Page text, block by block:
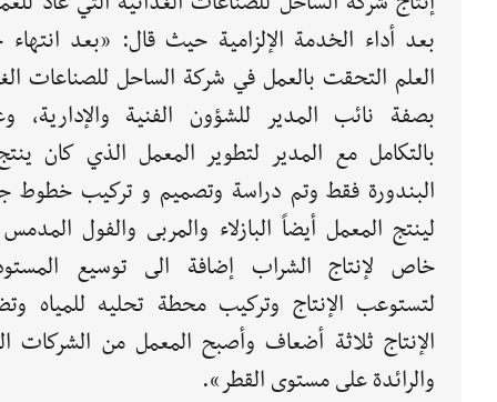
بعد أداء الخدمة الإلزامية حيث قال: «بعد
العلم التحقت بالعمل في شركة الساحل للصناعات
بصفة نائب المدير للشؤون الفنية والإدارية،
بالتكامل مع المدير لتطوير المعمل الذي كان
البندورة فقط وتم دراسة وتصميم و تركيب خطوط
لينتج المعمل أيضاً البازلاء والمربى والفول
خاص لإنتاج الشراب إضافة الى توسيع
لتستوعب الإنتاج وتركيب محطة تحليه للمياه
الإنتاج ثلاثة أضعاف وأصبح المعمل من الشركات
والرائدة على مستوى القطر».